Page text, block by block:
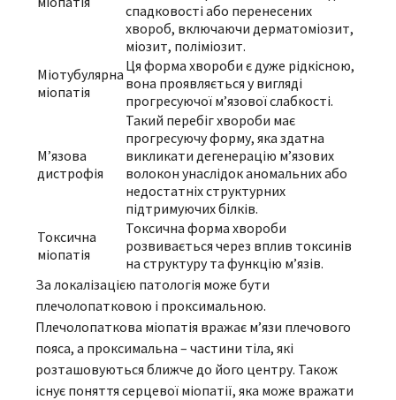
спадковості або перенесених
хвороб, включаючи дерматоміозит,
міозит, поліміозит.
Міотубулярна
міопатія
Ця форма хвороби є дуже рідкісною,
вона проявляється у вигляді
прогресуючої м’язової слабкості.
М’язова
дистрофія
Такий перебіг хвороби має
прогресуючу форму, яка здатна
викликати дегенерацію м’язових
волокон унаслідок аномальних або
недостатніх структурних
підтримуючих білків.
Токсична
міопатія
Токсична форма хвороби
розвивається через вплив токсинів
на структуру та функцію м’язів.
За локалізацією патологія може бути
плечолопатковою і проксимальною.
Плечолопаткова міопатія вражає м’язи плечового
пояса, а проксимальна – частини тіла, які
розташовуються ближче до його центру. Також
існує поняття серцевої міопатії, яка може вражати